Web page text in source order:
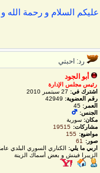
السلام و رحمة الله و
رد: احبتي
أبو الجود
رئيس مجلس الإدارة
اشترك في:27 سبتمبر 2010
رقم العضوية:42949
العمر: 45
الجنس:
مكان:سورية
مشاركات:
19515
مواضيع:
155
صور:
61
اربي ما يلي:الكناري السوري البلدي
الزيبرا فينش و بعض أسماك الزينة